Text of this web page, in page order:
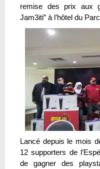
remise des prix aux
Jam3iti” à l’hôtel du
Lancé depuis le mois
12 supporters de
de gagner des